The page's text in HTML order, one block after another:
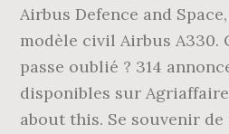
Airbus Defence and
modèle civil Airbus A330.
passe oublié ? 314
disponibles sur
about this. Se souvenir